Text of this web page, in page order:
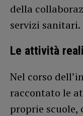
della
servizi sanitari.
Le attività
Nel corso
raccontato le
proprie